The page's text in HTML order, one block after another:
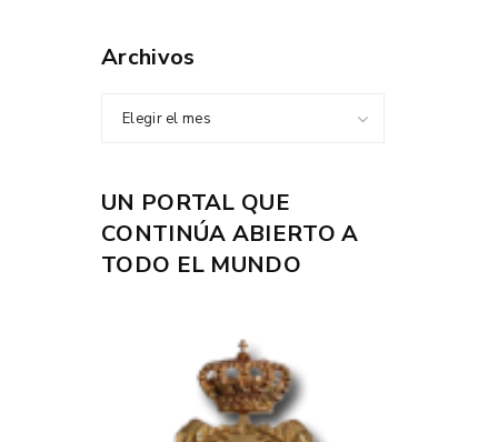
Archivos
Elegir el mes
UN PORTAL QUE
CONTINÚA ABIERTO A
TODO EL MUNDO